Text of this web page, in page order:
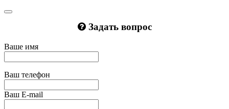
Задать вопрос
Ваше имя
Ваш телефон
Ваш E-mail